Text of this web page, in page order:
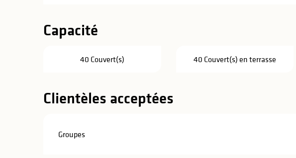
Capacité
40 Couvert(s) 40 Couvert(s) en terrasse
Clientèles acceptées
Groupes